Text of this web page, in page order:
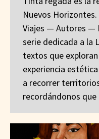
Nuevos
Viajes — Autores —
serie dedicada a la
textos que
experiencia
a recorrer
recordándonos